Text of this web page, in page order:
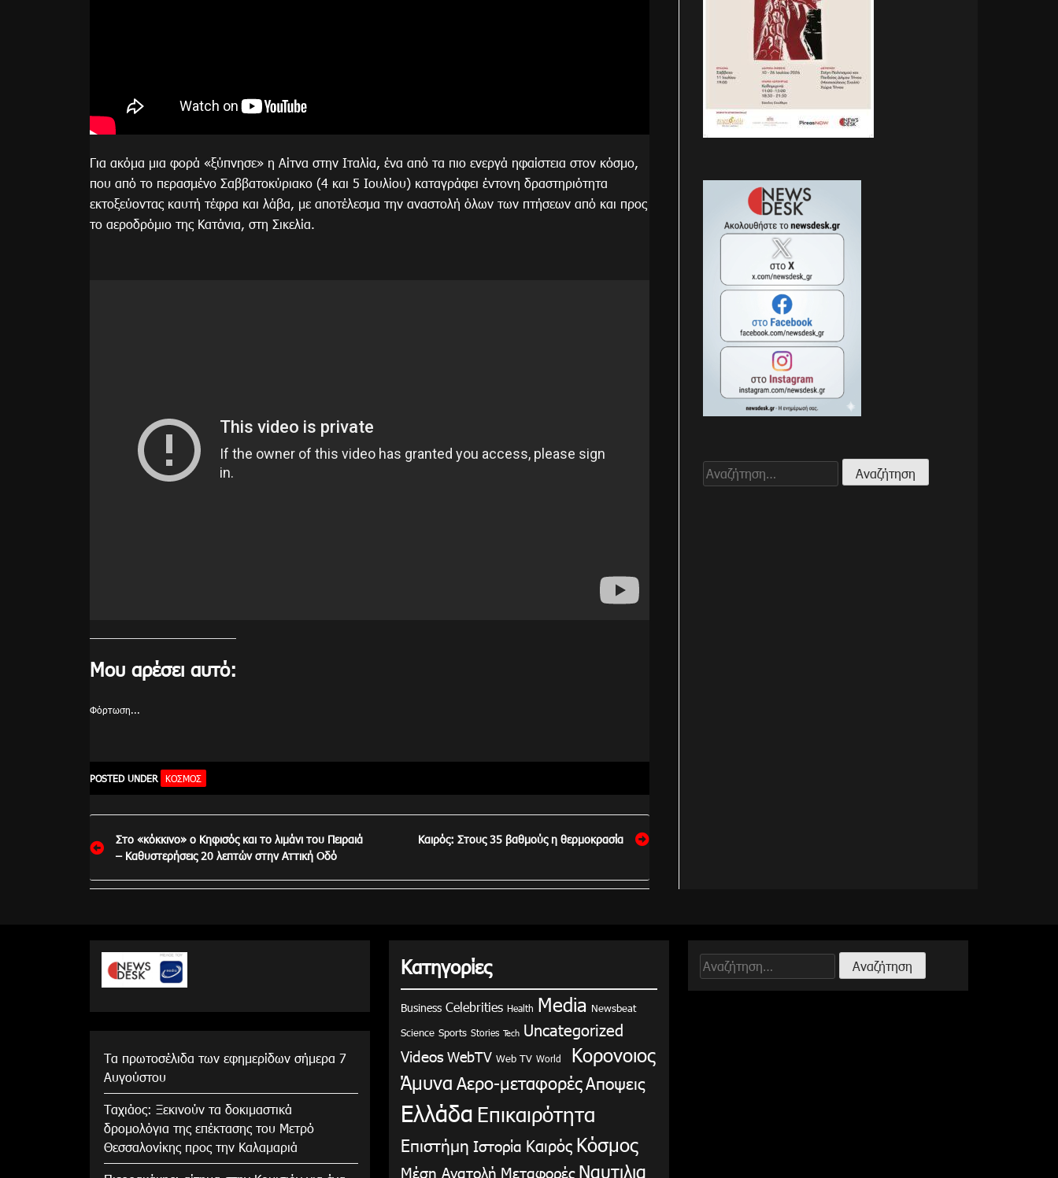
Για ακόμα μια φορά «ξύπνησε» η Αίτνα στην Ιταλία, ένα από τα πιο ενεργά ηφαίστεια στον κόσμο,
που από το περασμένο Σαββατοκύριακο (4 και 5 Ιουλίου) καταγράφει έντονη δραστηριότητα
εκτοξεύοντας καυτή τέφρα και λάβα, με αποτέλεσμα την αναστολή όλων των πτήσεων από και προς
το αεροδρόμιο της Κατάνια, στη Σικελία.
Μου αρέσει αυτό:
Φόρτωση...
POSTED UNDER ΚΌΣΜΟΣ
Πλοήγηση
άρθρων
Στο «κόκκινο» ο Κηφισός και το λιμάνι του Πειραιά
– Καθυστερήσεις 20 λεπτών στην Αττική Οδό
Καιρός: Στους 35 βαθμούς η θερμοκρασία
Αναζήτηση
για:
Τα πρωτοσέλιδα των εφημερίδων σήμερα 7
Αυγούστου
Tαχιάος: Ξεκινούν τα δοκιμαστικά
δρομολόγια της επέκτασης του Μετρό
Θεσσαλονίκης προς την Καλαμαριά
Κατηγορίες
Business Celebrities Health Media Newsbeat
Science Sports Stories Tech Uncategorized
Videos WebTV Web TV World
Κορονοιος
Άμυνα Αερο-μεταφορέςΑποψεις
Ελλάδα Επικαιρότητα
Επιστήμη Ιστορία Καιρός Κόσμος
Μέση Ανατολή Μεταφορές Ναυτιλια
Αναζήτηση
για: